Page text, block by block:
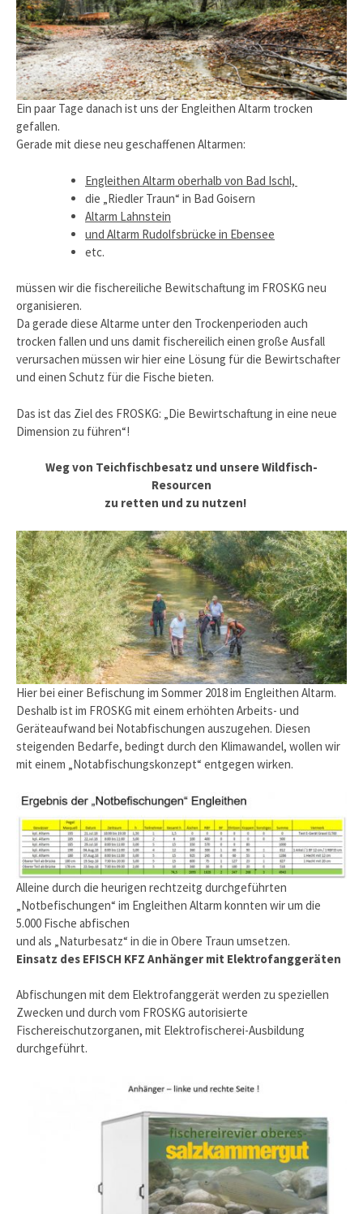
Ein paar Tage danach ist uns der Engleithen Altarm trocken
gefallen.
Gerade mit diese neu geschaffenen Altarmen:
Engleithen Altarm oberhalb von Bad Ischl,
die „Riedler Traun“ in Bad Goisern
Altarm Lahnstein
und Altarm Rudolfsbrücke in Ebensee
etc.
müssen wir die fischereiliche Bewitschaftung im FROSKG neu
organisieren.
Da gerade diese Altarme unter den Trockenperioden auch
trocken fallen und uns damit fischereilich einen große Ausfall
verursachen müssen wir hier eine Lösung für die Bewirtschafter
und einen Schutz für die Fische bieten.
Das ist das Ziel des FROSKG: „Die Bewirtschaftung in eine neue
Dimension zu führen“!
Weg von Teichfischbesatz und unsere Wildfisch-
Resourcen
zu retten und zu nutzen!
Hier bei einer Befischung im Sommer 2018 im Engleithen Altarm.
Deshalb ist im FROSKG mit einem erhöhten Arbeits- und
Geräteaufwand bei Notabfischungen auszugehen. Diesen
steigenden Bedarfe, bedingt durch den Klimawandel, wollen wir
mit einem „Notabfischungskonzept“ entgegen wirken.
Alleine durch die heurigen rechtzeitg durchgeführten
„Notbefischungen“ im Engleithen Altarm konnten wir um die
5.000 Fische abfischen
und als „Naturbesatz“ in die in Obere Traun umsetzen.
Einsatz des EFISCH KFZ Anhänger mit Elektrofanggeräten
Abfischungen mit dem Elektrofanggerät werden zu speziellen
Zwecken und durch vom FROSKG autorisierte
Fischereischutzorganen, mit Elektrofischerei-Ausbildung
durchgeführt.